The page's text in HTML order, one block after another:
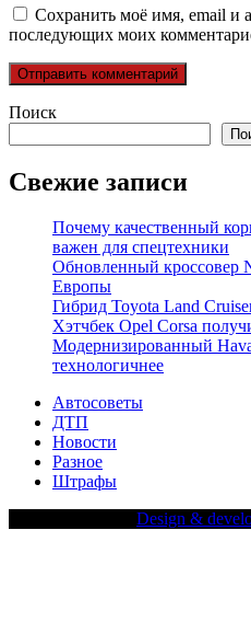
Сохранить моё имя, email и
последующих моих
Поиск
Свежие записи
Почему качественный
важен для спецтехники
Обновленный кроссовер
Европы
Гибрид Toyota Land
Хэтчбек Opel Corsa
Модернизированный
технологичнее
Автосоветы
ДТП
Новости
Разное
Штрафы
Design &